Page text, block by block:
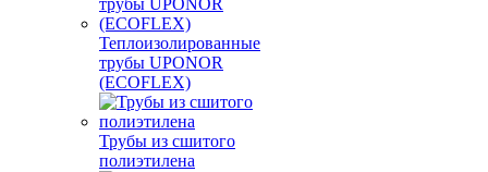
Теплоизолированные
трубы UPONOR
(ECOFLEX)
Трубы из сшитого
полиэтилена